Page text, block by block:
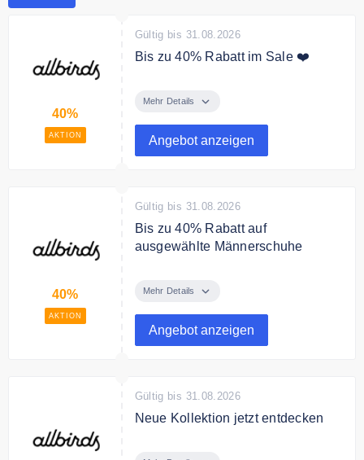
40%
AKTION
Gültig bis 31.08.2026
Bis zu 40% Rabatt im Sale ❤️
ausgewählte Damenschuhe in der
Mehr Details
Angebot anzeigen
40%
AKTION
Gültig bis 31.08.2026
Bis zu 40% Rabatt auf
ausgewählte Männerschuhe
Styles in der Sale Kategorie.
Mehr Details
Angebot anzeigen
Gültig bis 31.08.2026
Neue Kollektion jetzt entdecken